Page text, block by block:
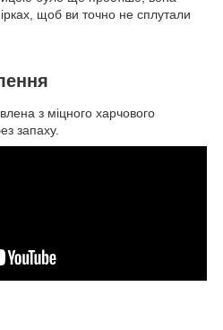
щоб ви точно не сплутали
​​з міцного харчового
запаху.